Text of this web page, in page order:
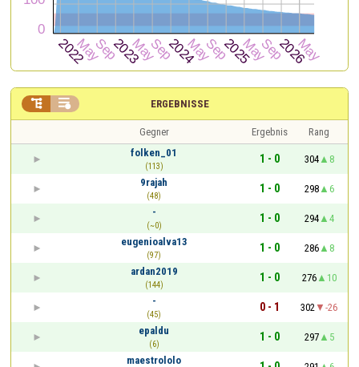
ERGEBNISSE
 
Gegner Ergebnis
Rang
folken_01
(113)
1 - 0 304
8
9rajah
(48)
1 - 0 298
6
-
(~0)
1 - 0 294
4
eugenioalva13
(97)
1 - 0 286
8
ardan2019
(144)
1 - 0 276
10
-
(45)
0 - 1 302
-26
epaldu
(6)
1 - 0 297
5
maestrololo